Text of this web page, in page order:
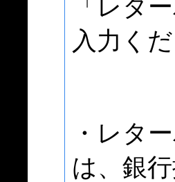
「レタ
入力くだ
・レタ
は、銀